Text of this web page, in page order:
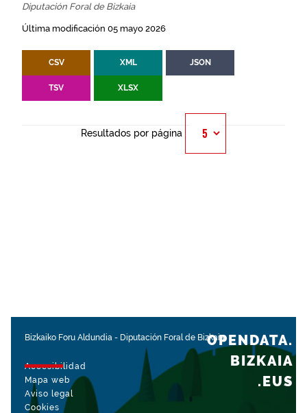
Diputación Foral de Bizkaia
Última modificación 05 mayo 2026
CSV XML JSON
TSV XLSX
Resultados por página
Bizkaiko Foru Aldundia - Diputación Foral de Bizkaia
Accesibilidad
Mapa web
Aviso legal
Cookies
OPENDATA.
BIZKAIA
.EUS